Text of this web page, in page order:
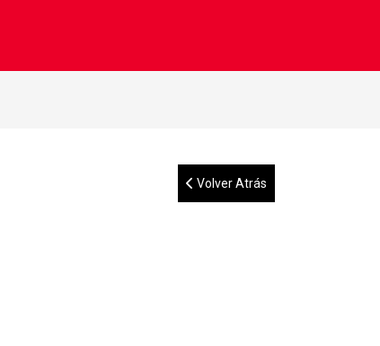
Volver Atrás